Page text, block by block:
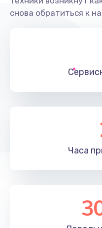
снова обратиться к
Часа